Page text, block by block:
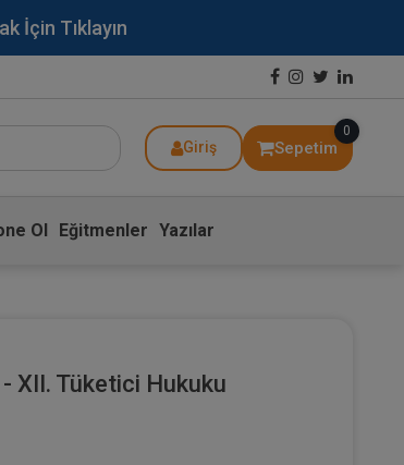
İçin Tıklayın
Giriş Sepetim
0
Ol Eğitmenler Yazılar
XII. Tüketici Hukuku